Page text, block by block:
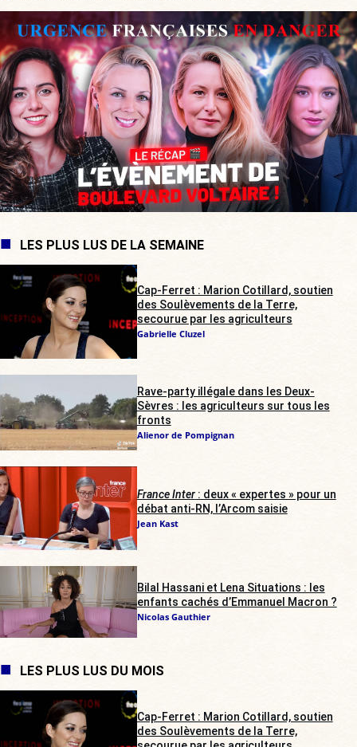
LES PLUS LUS DE LA SEMAINE
Cap-Ferret : Marion Cotillard, soutien
des Soulèvements de la Terre,
secourue par les agriculteurs
Gabrielle Cluzel
Rave-party illégale dans les Deux-
Sèvres : les agriculteurs sur tous les
fronts
Alienor de Pompignan
France Inter: deux « expertes » pour un
débat anti-RN, l’Arcom saisie
Jean Kast
Bilal Hassani et Lena Situations : les
enfants cachés d’Emmanuel Macron ?
Nicolas Gauthier
LES PLUS LUS DU MOIS
Cap-Ferret : Marion Cotillard, soutien
des Soulèvements de la Terre,